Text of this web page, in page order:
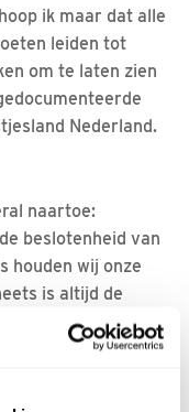
ik maar dat alle
leiden tot
om te laten zien
Nederland.
naartoe:
beslotenheid van
houden wij onze
is altijd de
Eemland. Toen
hadden, klonk